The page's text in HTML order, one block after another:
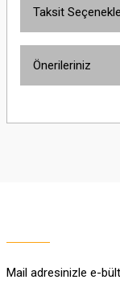
Taksit
Önerileriniz
yetersiz gördüğünüz
Bu ürüne benzer
Mail adresinizle e-